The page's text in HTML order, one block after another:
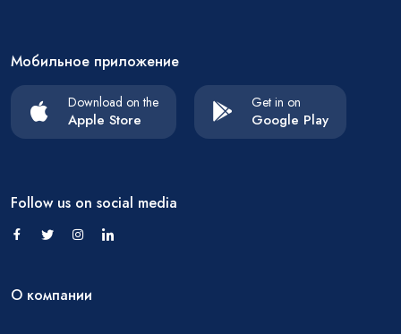
Мобильное приложение
Download on the
Apple Store
Get in on
Google Play
Follow us on social media
О компании